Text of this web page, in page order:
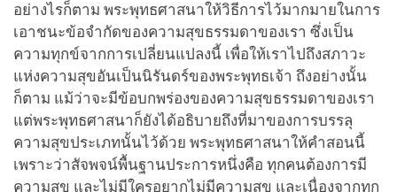
อย่างไรก็ตาม พระพุทธศาสนาให้วิธีการไว้มากมายในการ
เอาชนะข้อจำกัดของความสุขธรรมดาของเรา ซึ่งเป็น
ความทุกข์จากการเปลี่ยนแปลงนี้ เพื่อให้เราไปถึงสภาวะ
แห่งความสุขอันเป็นนิรันดร์ของพระพุทธเจ้า ถึงอย่างนั้น
ก็ตาม แม้ว่าจะมีข้อบกพร่องของความสุขธรรมดาของเรา
แต่พระพุทธศาสนาก็ยังได้อธิบายถึงที่มาของการบรรลุ
ความสุขประเภทนั้นไว้ด้วย พระพุทธศาสนาให้คำสอนนี้
เพราะว่าสัจพจน์พื้นฐานประการหนึ่งคือ ทุกคนต้องการมี
ความสุข และไม่มีใครอยากไม่มีความสุข และเนื่องจากทุก